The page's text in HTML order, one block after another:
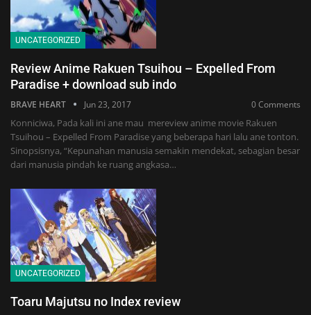
UNCATEGORIZED
Review Anime Rakuen Tsuihou – Expelled From
Paradise + download sub indo
BRAVE HEART Jun 23, 2017 0 Comments
Konniciwa, Pada kali ini ane mau mereview anime movie Rakuen
Tsuihou – Expelled From Paradise yang beberapa hari lalu ane tonton.
Sinopsisnya, “Kepunahan manusia semakin mendekat, sebagian besar
dari manusia pindah ke ruang angkasa…
UNCATEGORIZED
Toaru Majutsu no Index review